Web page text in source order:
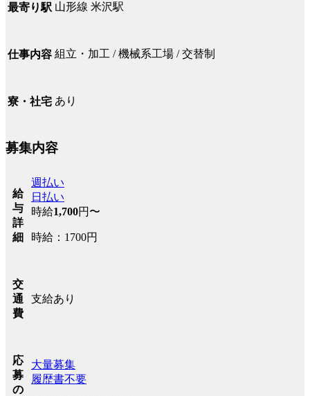
最寄り駅 山形線 米沢駅
仕事内容 組立・加工 / 機械系工場 / 交替制
寮・社宅 あり
募集内容
給
与
詳
細
週払い
日払い
時給1,700円〜
時給：1700円
交
通
費
支給あり
応
募
の
大量募集
履歴書不要